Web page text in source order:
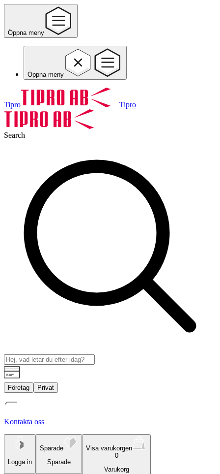
Öppna meny
Öppna meny
Tipro Tipro
Search
Företag Privat
Kontakta oss
Logga in
Sparade
Sparade
Visa varukorgen
0
Varukorg